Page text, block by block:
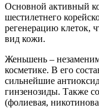
Основной активный
шестилетнего
регенерацию клеток,
вид кожи.
Женьшень –
косметике. В его
сильнейшие
гинзенозиды. Также
(фолиевая,